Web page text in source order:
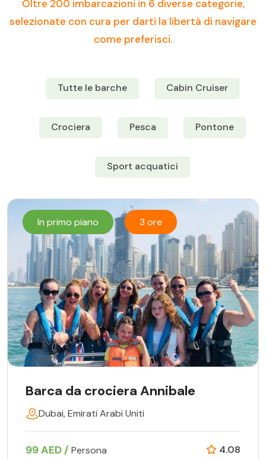
Oltre 200 imbarcazioni in 6 diverse categorie,
selezionate con cura per darti la libertà di navigare
come preferisci.
Tutte le barche Cabin Cruiser
Crociera Pesca Pontone
Sport acquatici
In primo piano 3 ore
Barca da crociera Annibale
Dubai, Emirati Arabi Uniti
99 AED / Persona 4.08